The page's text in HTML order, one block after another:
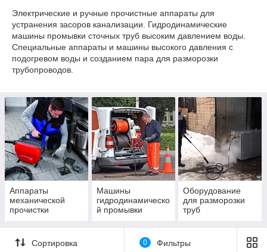
Электрические и ручные прочистные аппараты для
устранения засоров канализации. Гидродинамические
машины промывки сточных труб высоким давлением воды.
Специальные аппараты и машины высокого давления с
подогревом воды и созданием пара для разморозки
трубопроводов.
Аппараты
механической
прочистки
Машины
гидродинамическо
й промывки
Оборудование
для разморозки
труб
Сортировка 0 Фильтры